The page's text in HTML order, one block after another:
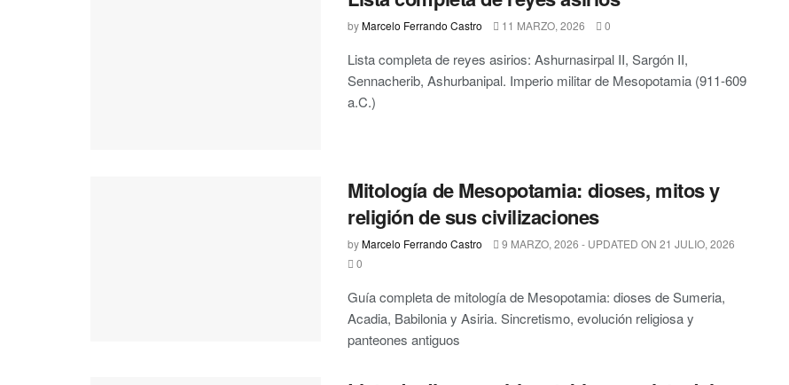
byMarcelo Ferrando Castro 11 MARZO, 2026 0
Lista completa de reyes asirios: Ashurnasirpal II, Sargón II,
Sennacherib, Ashurbanipal. Imperio militar de Mesopotamia (911-609
a.C.)
Mitología de Mesopotamia: dioses, mitos y
religión de sus civilizaciones
byMarcelo Ferrando Castro
9 MARZO, 2026 - UPDATED ON 21 JULIO, 2026
0
Guía completa de mitología de Mesopotamia: dioses de Sumeria,
Acadia, Babilonia y Asiria. Sincretismo, evolución religiosa y
panteones antiguos